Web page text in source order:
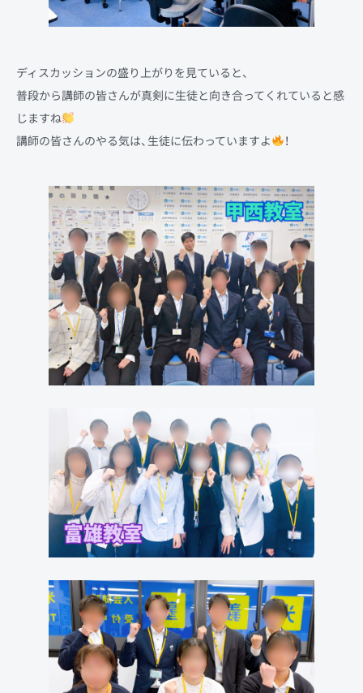
ディスカッションの盛り上がりを見ていると、
普段から講師の皆さんが真剣に生徒と向き合ってくれていると感
じますね
講師の皆さんのやる気は、生徒に伝わっていますよ
！